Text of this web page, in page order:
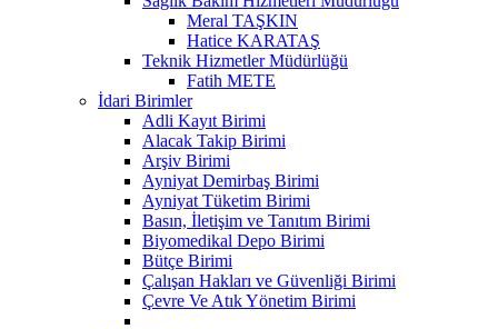
Meral TAŞKIN
Hatice KARATAŞ
Teknik Hizmetler Müdürlüğü
Fatih METE
İdari Birimler
Adli Kayıt Birimi
Alacak Takip Birimi
Arşiv Birimi
Ayniyat Demirbaş Birimi
Ayniyat Tüketim Birimi
Basın, İletişim ve Tanıtım Birimi
Biyomedikal Depo Birimi
Bütçe Birimi
Çalışan Hakları ve Güvenliği Birimi
Çevre Ve Atık Yönetim Birimi